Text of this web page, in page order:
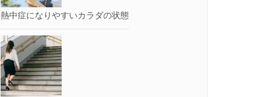
熱中症になりやすいカラダの状態